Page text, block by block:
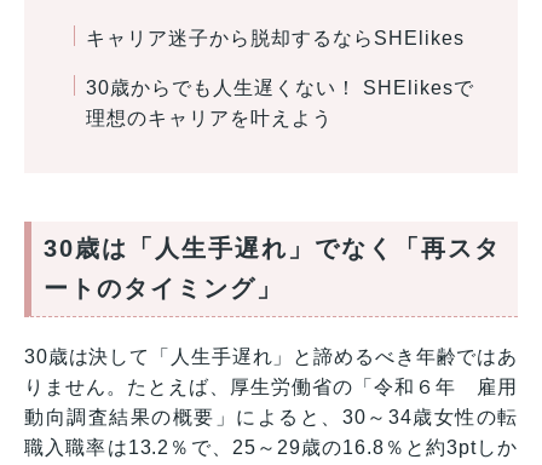
キャリア迷子から脱却するならSHElikes
30歳からでも人生遅くない！ SHElikesで
理想のキャリアを叶えよう
30歳は「人生手遅れ」でなく「再スタ
ートのタイミング」
30歳は決して「人生手遅れ」と諦めるべき年齢ではあ
りません。たとえば、厚生労働省の「令和６年 雇用
動向調査結果の概要」によると、30～34歳女性の転
職入職率は13.2％で、25～29歳の16.8％と約3ptしか